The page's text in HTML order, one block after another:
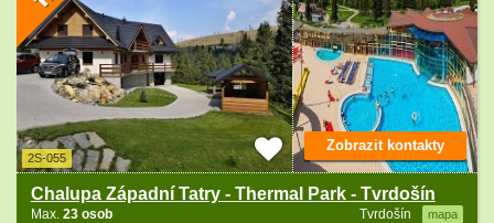
2S-055
Chalupa Západní Tatry - Thermal Park - Tvrdošín
Tvrdošín mapa
Max. 23 osob
Zobrazit kontakty